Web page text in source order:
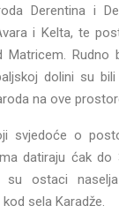
Derentina i
i Kelta, te
Matricem. Rudno
dolini su
na ove
svjedoće o
datiraju ćak do
su ostaci
sela Karadže.